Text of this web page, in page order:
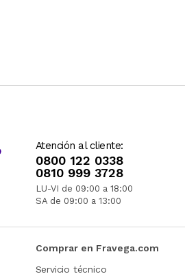
Atención al cliente:
0800 122 0338
0810 999 3728
LU-VI de 09:00 a 18:00
SA de 09:00 a 13:00
Comprar en Fravega.com
Servicio técnico